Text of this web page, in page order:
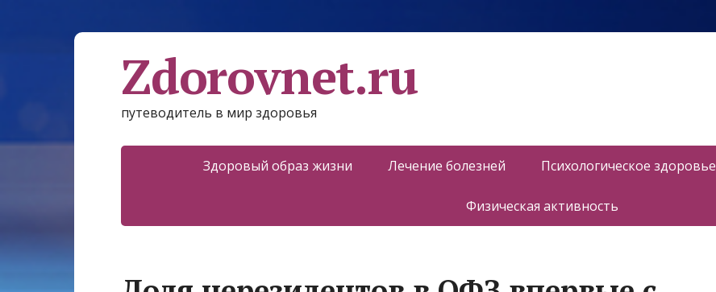
Zdorovnet.ru
путеводитель в мир здоровья
Здоровый образ жизни Лечение болезней Психологическое здоровье
Физическая активность